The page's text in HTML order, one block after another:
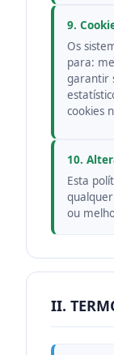
9.
Os
para:
garantir
cookies
10.
Esta
ou
II.